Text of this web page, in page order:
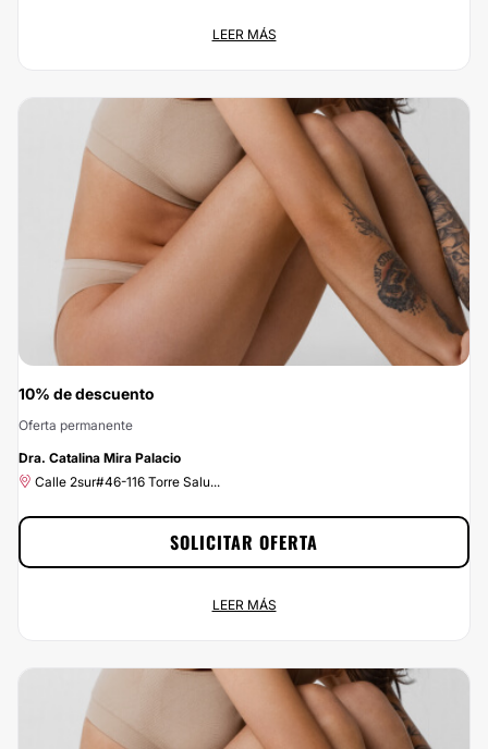
No dejes escapar esta oportunidad: con Clinicasesteticas.com.co vas a
ahorrar el 15% si te pones en las manos de Dr. Sergio Andrés Sánchez Peña.
Si estás buscando el mejor precio para un servicio de calidad, ¡has
encontrado la mejor opción! Porque en Clinicasesteticas.com.co, no queremos
que el precio sea el problema.
LEER MÁS
-10%
10% de descuento
Oferta permanente
Dra. Catalina Mira Palacio
Calle 2sur#46-116 Torre Salu...
Empieza a ahorrar ahora mismo disfrutando del 10% de descuento que te
ofrecemos por contratar a Dra. Catalina Mira Palacio a través de
Clinicasesteticas.com.co. Haz click en el botón Solicitar Promoción y
SOLICITAR OFERTA
LEER MÁS